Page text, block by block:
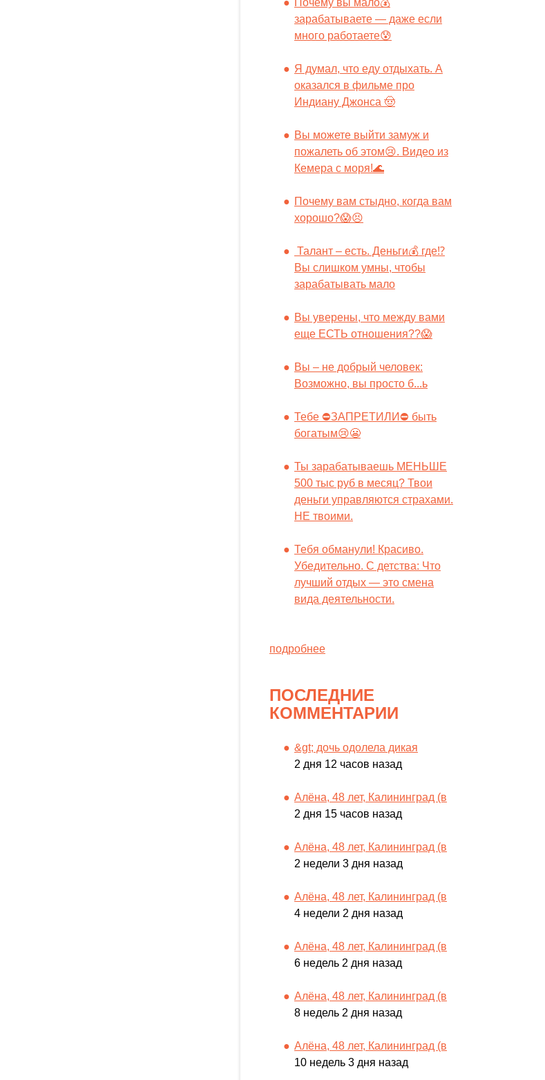
Почему вы мало💰
зарабатываете — даже если
много работаете😰
Я думал, что еду отдыхать. А
оказался в фильме про
Индиану Джонса 🤠
Вы можете выйти замуж и
пожалеть об этом😢. Видео из
Кемера с моря!🌊
Почему вам стыдно, когда вам
хорошо?😱😣
Талант – есть. Деньги💰 где⁉️
Вы слишком умны, чтобы
зарабатывать мало
Вы уверены, что между вами
еще ЕСТЬ отношения??😱
Вы – не добрый человек:
Возможно, вы просто б...ь
Тебе ⛔️ЗАПРЕТИЛИ⛔️ быть
богатым😢😬
Ты зарабатываешь МЕНЬШЕ
500 тыс руб в месяц? Твои
деньги управляются страхами.
НЕ твоими.
Тебя обманули! Красиво.
Убедительно. С детства: Что
лучший отдых — это смена
вида деятельности.
подробнее
ПОСЛЕДНИЕ
КОММЕНТАРИИ
&gt; дочь одолела дикая
2 дня 12 часов назад
Алёна, 48 лет, Калининград (в
2 дня 15 часов назад
Алёна, 48 лет, Калининград (в
2 недели 3 дня назад
Алёна, 48 лет, Калининград (в
4 недели 2 дня назад
Алёна, 48 лет, Калининград (в
6 недель 2 дня назад
Алёна, 48 лет, Калининград (в
8 недель 2 дня назад
Алёна, 48 лет, Калининград (в
10 недель 3 дня назад